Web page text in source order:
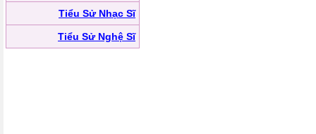
Tiểu Sử Nhạc Sĩ
Tiểu Sử Nghệ Sĩ